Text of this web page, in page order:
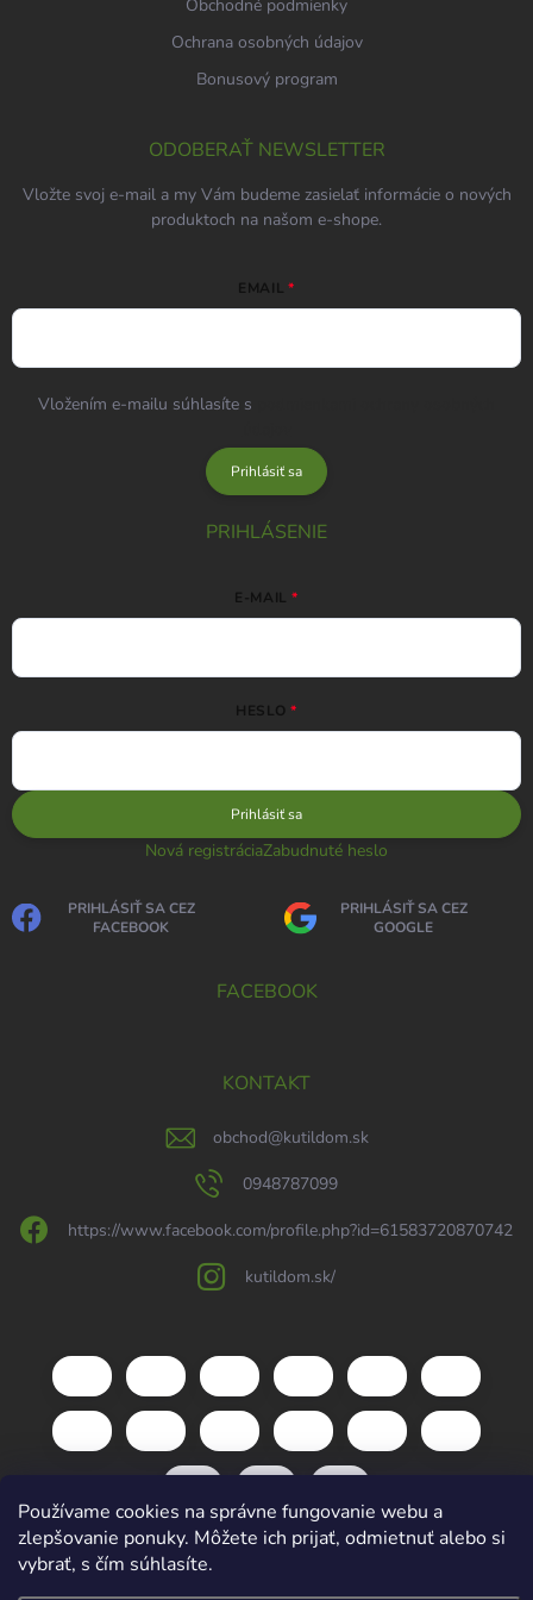
Používame cookies na správne fungovanie webu a
zlepšovanie ponuky. Môžete ich prijať, odmietnuť alebo si
vybrať, s čím súhlasíte.
Obchodné podmienky
Ochrana osobných údajov
Bonusový program
ODOBERAŤ NEWSLETTER
Vložte svoj e-mail a my Vám budeme zasielať informácie o nových
produktoch na našom e-shope.
EMAIL
Vložením e-mailu súhlasíte s
Prihlásiť sa
PRIHLÁSENIE
E-MAIL
HESLO
Prihlásiť sa
Nová registráciaZabudnuté heslo
PRIHLÁSIŤ SA CEZ
FACEBOOK
PRIHLÁSIŤ SA CEZ
GOOGLE
FACEBOOK
KONTAKT
obchod@kutildom.sk
0948787099
https://www.facebook.com/profile.php?id=61583720870742
kutildom.sk/
Copyright 2026kutildom.sk